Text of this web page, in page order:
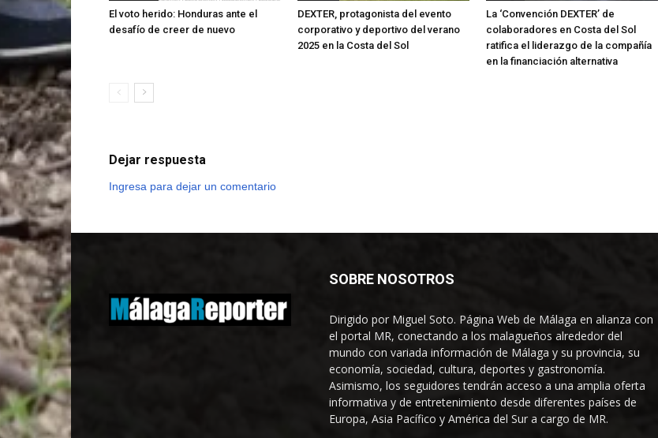
El voto herido: Honduras ante el
desafío de creer de nuevo
DEXTER, protagonista del evento
corporativo y deportivo del verano
2025 en la Costa del Sol
La ‘Convención DEXTER’ de
colaboradores en Costa del Sol
ratifica el liderazgo de la compañía
en la financiación alternativa
Dejar respuesta
Ingresa para dejar un comentario
SOBRE NOSOTROS
Dirigido por Miguel Soto. Página Web de Málaga en alianza con
el portal MR, conectando a los malagueños alrededor del
mundo con variada información de Málaga y su provincia, su
economía, sociedad, cultura, deportes y gastronomía.
Asimismo, los seguidores tendrán acceso a una amplia oferta
informativa y de entretenimiento desde diferentes países de
Europa, Asia Pacífico y América del Sur a cargo de MR.